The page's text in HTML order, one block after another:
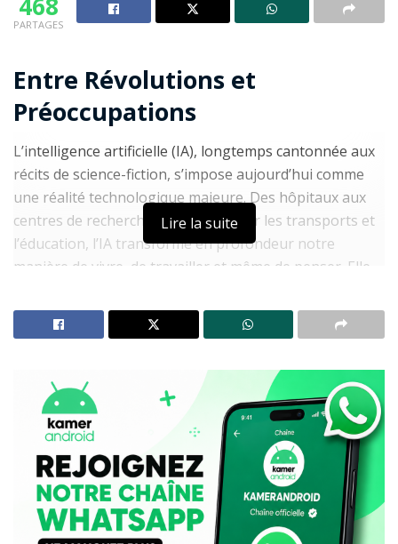
PARTAGES
Entre Révolutions et
Préoccupations
L’intelligence artificielle (IA), longtemps cantonnée aux
récits de science-fiction, s’impose aujourd’hui comme
une réalité technologique majeure. Des hôpitaux aux
centres de recherche, en passant par les transports et
l’éducation, l’IA transforme en profondeur notre
manière de vivre, de travailler et même de penser. Elle
véhicules plus sûrs, une gestion optimisée de l’énergie
ou encore une lutte plus efficace contre les fraudes
À LIRE AUSSI
Telegram et le paiement inattendu du code SMS :
analyse d’un phénomène qui intrigue les utilisateurs
Sextapes à l’ère du smartphone : l’intimité en péril dans
un continent hyperconnecté
Lire la suite